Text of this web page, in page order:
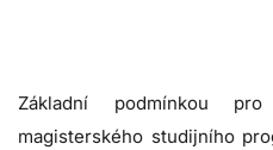
Základní podmínkou
magisterského studijního